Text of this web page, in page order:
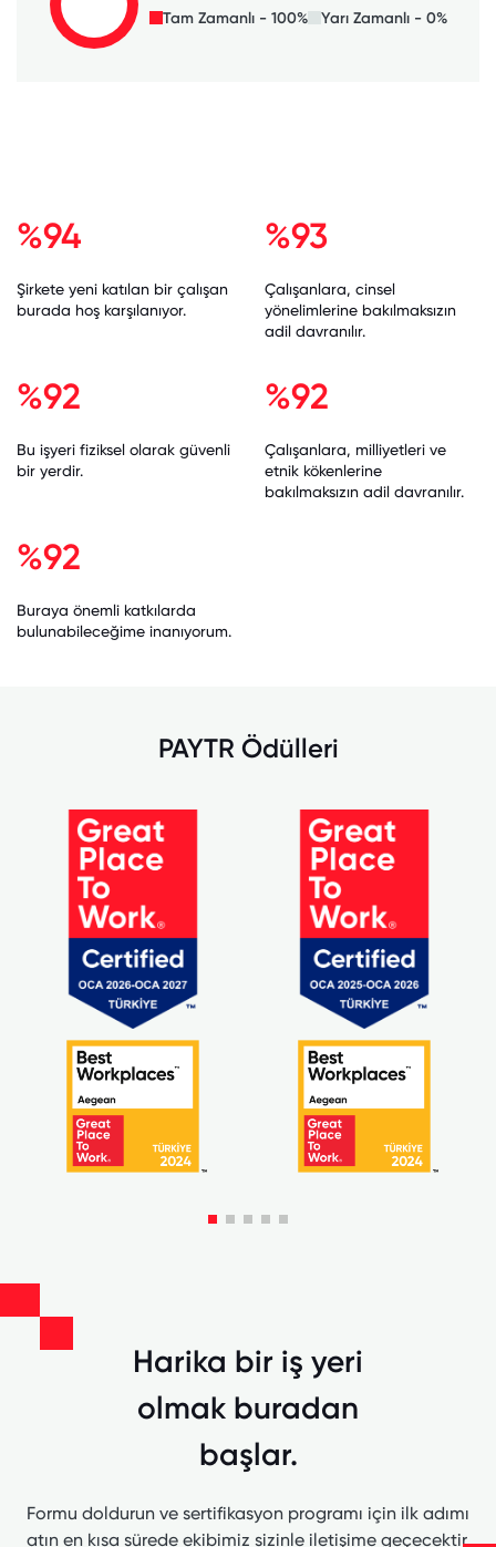
Tam Zamanlı - 100% Yarı Zamanlı - 0%
%94
Şirkete yeni katılan bir çalışan
burada hoş karşılanıyor.
%93
Çalışanlara, cinsel
yönelimlerine bakılmaksızın
adil davranılır.
%92
Bu işyeri fiziksel olarak güvenli
bir yerdir.
%92
Çalışanlara, milliyetleri ve
etnik kökenlerine
bakılmaksızın adil davranılır.
%92
Buraya önemli katkılarda
bulunabileceğime inanıyorum.
PAYTR Ödülleri
Harika bir iş yeri
olmak buradan
başlar.
Formu doldurun ve sertifikasyon programı için ilk adımı
atın en kısa sürede ekibimiz sizinle iletişime geçecektir.